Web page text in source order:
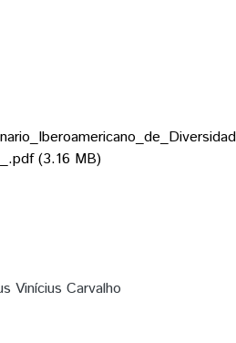
(3.16 MB)
Vinícius Carvalho